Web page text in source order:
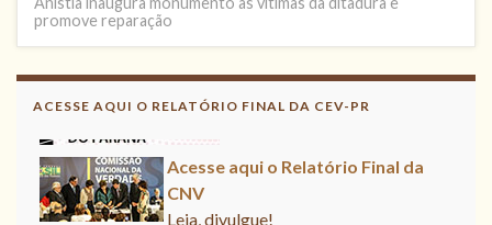
promove reparação
ACESSE AQUI O RELATÓRIO FINAL DA CEV-PR
Acesse aqui o Relatório Final da CNV
Leia, divulgue!